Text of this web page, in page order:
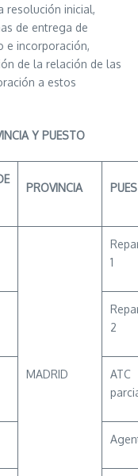
resolución inicial,
de entrega de
e incorporación,
de la relación de las
a estos
Y PUESTO
PROVINCIA
MADRID
1
2
ATC